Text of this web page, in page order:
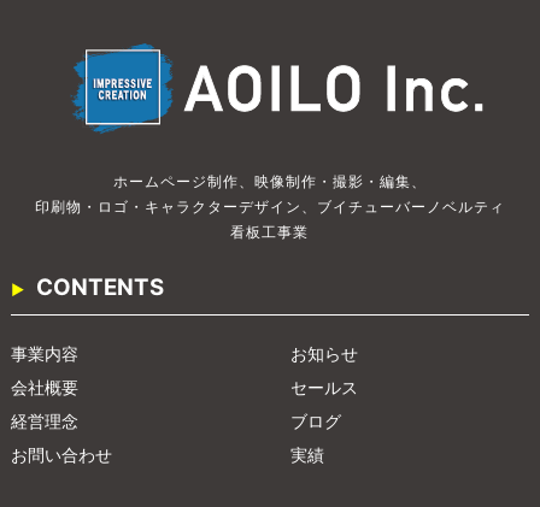
ホームページ制作、 映像制作・撮影・編集、
印刷物・ロゴ・キャラクターデザイン、 ブイチューバー ノベルティ
看板工事業
CONTENTS
事業内容
会社概要
経営理念
お問い合わせ
お知らせ
セールス
ブログ
実績